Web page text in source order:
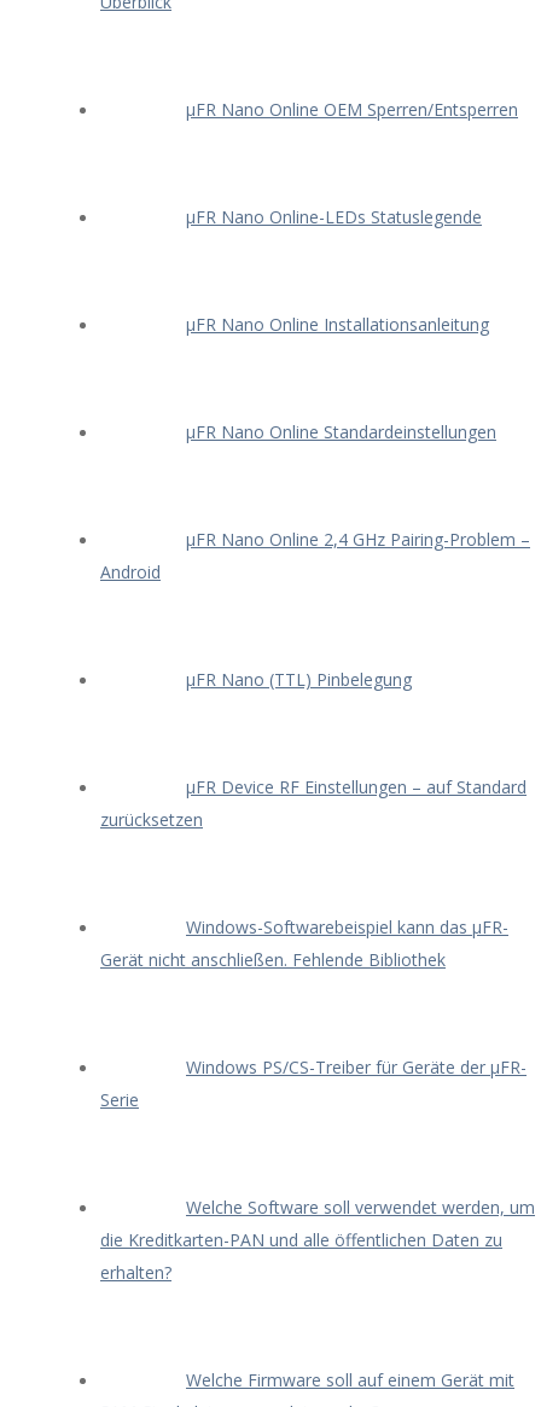
μFR Nano Online OEM Sperren/Entsperren
μFR Nano Online-LEDs Statuslegende
μFR Nano Online Installationsanleitung
μFR Nano Online Standardeinstellungen
μFR Nano Online 2,4 GHz Pairing-Problem –
Android
μFR Nano (TTL) Pinbelegung
μFR Device RF Einstellungen – auf Standard
zurücksetzen
Windows-Softwarebeispiel kann das μFR-
Gerät nicht anschließen. Fehlende Bibliothek
Windows PS/CS-Treiber für Geräte der μFR-
Serie
Welche Software soll verwendet werden, um
die Kreditkarten-PAN und alle öffentlichen Daten zu
erhalten?
Welche Firmware soll auf einem Gerät mit